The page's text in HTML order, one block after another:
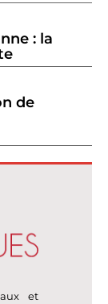
: la
de
et